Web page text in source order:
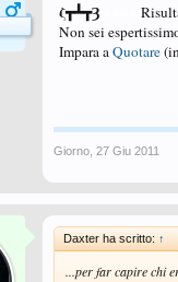
ζ┳┻┳Ȝ
Non sei
Impara aQuotare
Giorno 27 Giu 2011
Daxter ha scritto: ↑
...per far capire chi